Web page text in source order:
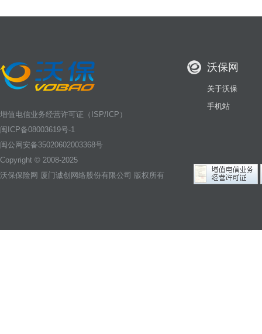
增值电信业务经营许可证（ISP/ICP）
闽ICP备08003619号-1
闽公网安备35020602003368号
Copyright © 2008-2025
沃保保险网 厦门诚创网络股份有限公司 版权所有
沃保网
关于沃保
手机站